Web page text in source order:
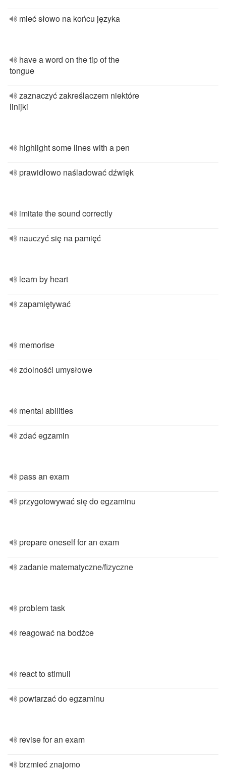
mieć słowo na końcu języka
have a word on the tip of the
tongue
zaznaczyć zakreślaczem niektóre
linijki
highlight some lines with a pen
prawidłowo naśladować dźwięk
imitate the sound correctly
nauczyć się na pamięć
learn by heart
zapamiętywać
memorise
zdolnośći umysłowe
mental abilities
zdać egzamin
pass an exam
przygotowywać się do egzaminu
prepare oneself for an exam
zadanie matematyczne/fizyczne
problem task
reagować na bodźce
react to stimuli
powtarzać do egzaminu
revise for an exam
brzmieć znajomo